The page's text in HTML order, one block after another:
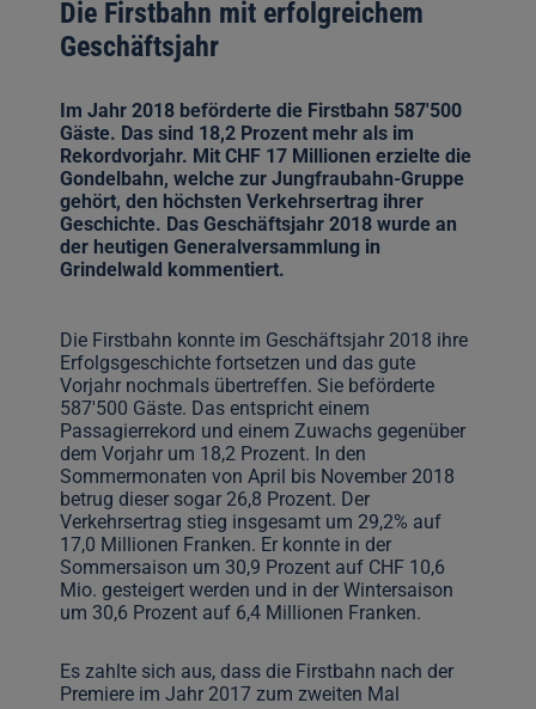
Die Firstbahn mit erfolgreichem
Geschäftsjahr
Im Jahr 2018 beförderte die Firstbahn 587'500
Gäste. Das sind 18,2 Prozent mehr als im
Rekordvorjahr. Mit CHF 17 Millionen erzielte die
Gondelbahn, welche zur Jungfraubahn-Gruppe
gehört, den höchsten Verkehrsertrag ihrer
Geschichte. Das Geschäftsjahr 2018 wurde an
der heutigen Generalversammlung in
Grindelwald kommentiert.
Die Firstbahn konnte im Geschäftsjahr 2018 ihre
Erfolgsgeschichte fortsetzen und das gute
Vorjahr nochmals übertreffen. Sie beförderte
587'500 Gäste. Das entspricht einem
Passagierrekord und einem Zuwachs gegenüber
dem Vorjahr um 18,2 Prozent. In den
Sommermonaten von April bis November 2018
betrug dieser sogar 26,8 Prozent. Der
Verkehrsertrag stieg insgesamt um 29,2% auf
17,0 Millionen Franken. Er konnte in der
Sommersaison um 30,9 Prozent auf CHF 10,6
Mio. gesteigert werden und in der Wintersaison
um 30,6 Prozent auf 6,4 Millionen Franken.
Es zahlte sich aus, dass die Firstbahn nach der
Premiere im Jahr 2017 zum zweiten Mal